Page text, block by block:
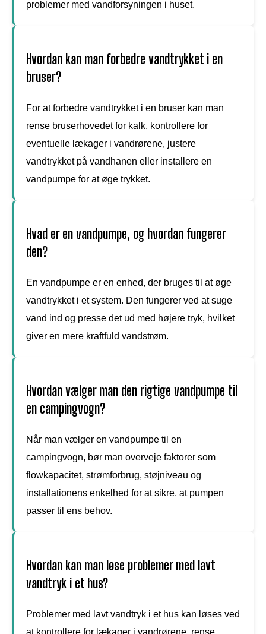
problemer med vandforsyningen i huset.
Hvordan kan man forbedre vandtrykket i en
bruser?
For at forbedre vandtrykket i en bruser kan man
rense bruserhovedet for kalk, kontrollere for
eventuelle lækager i vandrørene, justere
vandtrykket på vandhanen eller installere en
vandpumpe for at øge trykket.
Hvad er en vandpumpe, og hvordan fungerer
den?
En vandpumpe er en enhed, der bruges til at øge
vandtrykket i et system. Den fungerer ved at suge
vand ind og presse det ud med højere tryk, hvilket
giver en mere kraftfuld vandstrøm.
Hvordan vælger man den rigtige vandpumpe til
en campingvogn?
Når man vælger en vandpumpe til en
campingvogn, bør man overveje faktorer som
flowkapacitet, strømforbrug, støjniveau og
installationens enkelhed for at sikre, at pumpen
passer til ens behov.
Hvordan kan man løse problemer med lavt
vandtryk i et hus?
Problemer med lavt vandtryk i et hus kan løses ved
at kontrollere for lækager i vandrørene, rense